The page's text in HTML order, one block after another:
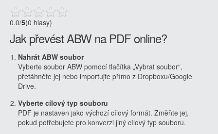
0.0/5(0 hlasy)
Jak převést ABW na PDF online?
Nahrát ABW soubor
Vyberte soubor ABW pomocí tlačítka „Vybrat soubor“,
přetáhněte jej nebo importujte přímo z Dropboxu/Google
Drive.
Vyberte cílový typ souboru
PDF je nastaven jako výchozí cílový formát. Změňte jej,
pokud potřebujete pro konverzi jiný cílový typ souboru.